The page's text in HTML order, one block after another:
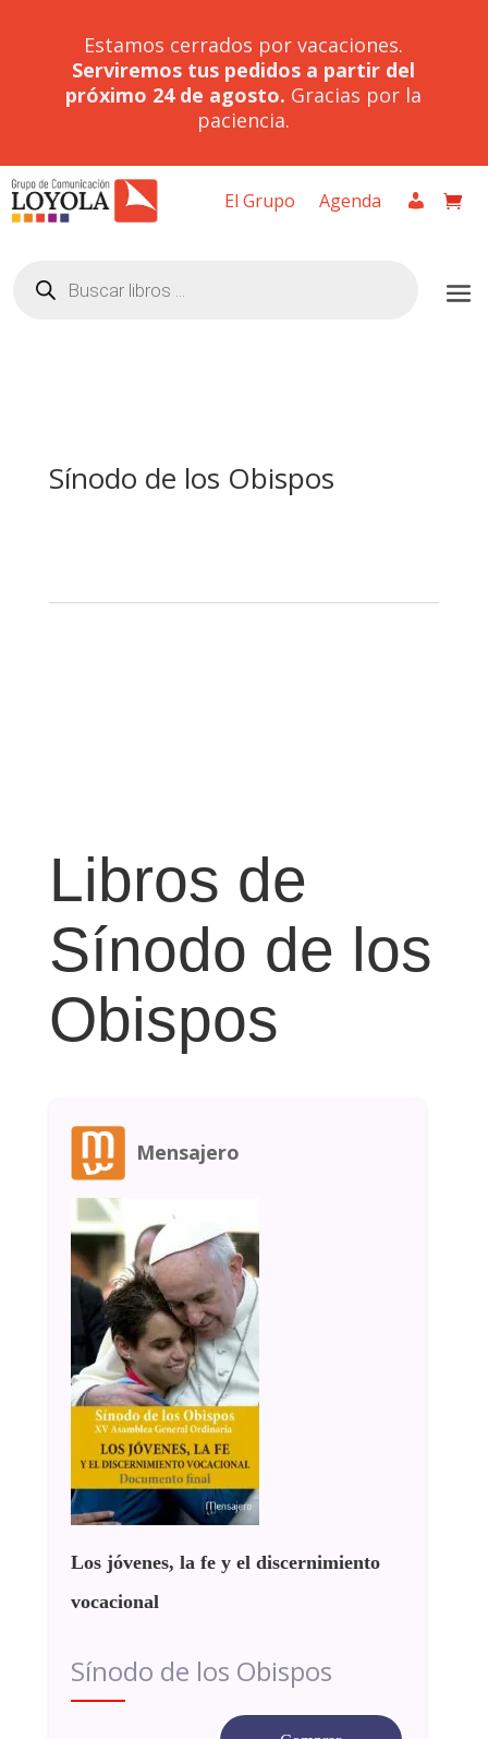
Estamos cerrados por vacaciones.
Serviremos tus pedidos a partir del
próximo 24 de agosto. Gracias por la
paciencia.
El Grupo Agenda
productos
Sínodo de los Obispos
Libros de
Sínodo de los
Obispos
Mensajero
Los jóvenes, la fe y el discernimiento
vocacional
Sínodo de los Obispos